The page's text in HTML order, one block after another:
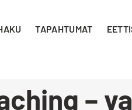
TAPAHTUMAT
–